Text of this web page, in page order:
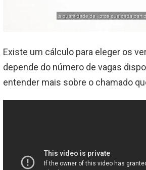
Existe um cálculo para eleger os
depende do número de vagas
entender mais sobre o chamado